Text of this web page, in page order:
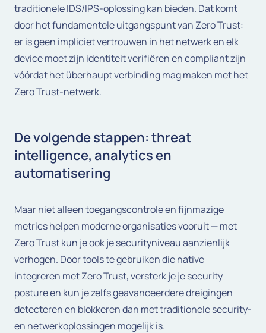
traditionele IDS/IPS-oplossing kan bieden. Dat komt
door het fundamentele uitgangspunt van Zero Trust:
er is geen impliciet vertrouwen in het netwerk en elk
device moet zijn identiteit verifiëren en compliant zijn
vóórdat het überhaupt verbinding mag maken met het
Zero Trust-netwerk.
De volgende stappen: threat
intelligence, analytics en
automatisering
Maar niet alleen toegangscontrole en fijnmazige
metrics helpen moderne organisaties vooruit — met
Zero Trust kun je ook je securityniveau aanzienlijk
verhogen. Door tools te gebruiken die native
integreren met Zero Trust, versterk je je security
posture en kun je zelfs geavanceerdere dreigingen
detecteren en blokkeren dan met traditionele security-
en netwerkoplossingen mogelijk is.